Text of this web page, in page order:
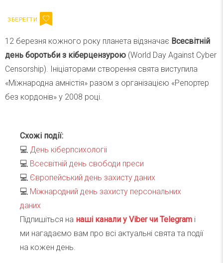
12 березня кожного року планета відзначає Всесвітній
день боротьби з кіберцензурою (World Day Against Cyber
Censorship). Ініціаторами створення свята виступила
«Міжнародна амністія» разом з організацією «Репортер
без кордонів» у 2008 році.
Схожі події:
💻 День кіберпсихологіі
💻 Всесвітній день свободи преси
💻 Європейський день захисту даних
💻 Міжнародний день захисту персональних
даних
Підпишіться на наші канали у Viber чи Telegram і
ми нагадаємо вам про всі актуальні свята та події
на кожен день.